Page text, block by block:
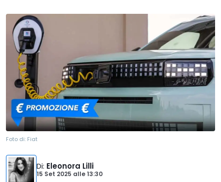
Foto di: Fiat
Di: Eleonora Lilli
15 Set 2025 alle13:30